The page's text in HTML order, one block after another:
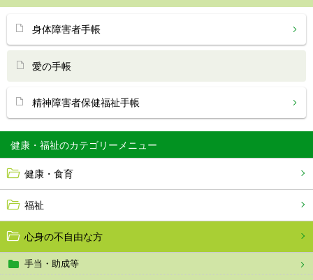
健康・福祉
健康・食育
福祉
心身の不自由な方
手当・助成等
身体障害者手帳
愛の手帳
精神障害者保健福祉手帳